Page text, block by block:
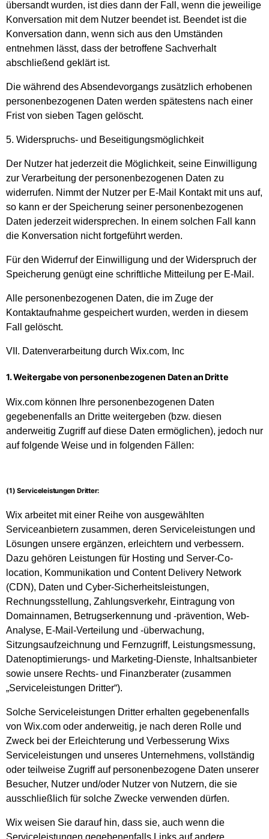
übersandt wurden, ist dies dann der Fall, wenn die jeweilige
Konversation mit dem Nutzer beendet ist. Beendet ist die
Konversation dann, wenn sich aus den Umständen
entnehmen lässt, dass der betroffene Sachverhalt
abschließend geklärt ist.
Die während des Absendevorgangs zusätzlich erhobenen
personenbezogenen Daten werden spätestens nach einer
Frist von sieben Tagen gelöscht.
5. Widerspruchs- und Beseitigungsmöglichkeit
Der Nutzer hat jederzeit die Möglichkeit, seine Einwilligung
zur Verarbeitung der personenbezogenen Daten zu
widerrufen. Nimmt der Nutzer per E-Mail Kontakt mit uns auf,
so kann er der Speicherung seiner personenbezogenen
Daten jederzeit widersprechen. In einem solchen Fall kann
die Konversation nicht fortgeführt werden.
Für den Widerruf der Einwilligung und der Widerspruch der
Speicherung genügt eine schriftliche Mitteilung per E-Mail.
Alle personenbezogenen Daten, die im Zuge der
Kontaktaufnahme gespeichert wurden, werden in diesem
Fall gelöscht.
VII. Datenverarbeitung durch Wix.com, Inc
1. Weitergabe von personenbezogenen Daten an Dritte
Wix.com können Ihre personenbezogenen Daten
gegebenenfalls an Dritte weitergeben (bzw. diesen
anderweitig Zugriff auf diese Daten ermöglichen), jedoch nur
auf folgende Weise und in folgenden Fällen:
(1) Serviceleistungen Dritter:
Wix arbeitet mit einer Reihe von ausgewählten
Serviceanbietern zusammen, deren Serviceleistungen und
Lösungen unsere ergänzen, erleichtern und verbessern.
Dazu gehören Leistungen für Hosting und Server-Co-
location, Kommunikation und Content Delivery Network
(CDN), Daten und Cyber-Sicherheitsleistungen,
Rechnungsstellung, Zahlungsverkehr, Eintragung von
Domainnamen, Betrugserkennung und -prävention, Web-
Analyse, E-Mail-Verteilung und -überwachung,
Sitzungsaufzeichnung und Fernzugriff, Leistungsmessung,
Datenoptimierungs- und Marketing-Dienste, Inhaltsanbieter
sowie unsere Rechts- und Finanzberater (zusammen
„Serviceleistungen Dritter“).
Solche Serviceleistungen Dritter erhalten gegebenenfalls
von Wix.com oder anderweitig, je nach deren Rolle und
Zweck bei der Erleichterung und Verbesserung Wixs
Serviceleistungen und unseres Unternehmens, vollständig
oder teilweise Zugriff auf personenbezogene Daten unserer
Besucher, Nutzer und/oder Nutzer von Nutzern, die sie
ausschließlich für solche Zwecke verwenden dürfen.
Wix weisen Sie darauf hin, dass sie, auch wenn die
Serviceleistungen gegebenenfalls Links auf andere